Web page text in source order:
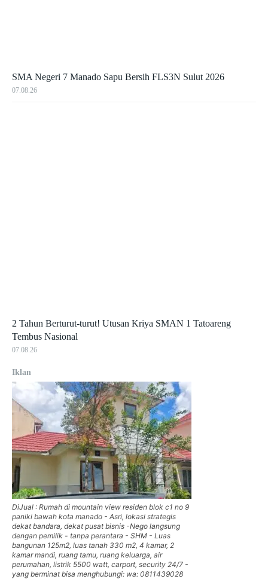
SMA Negeri 7 Manado Sapu Bersih FLS3N Sulut 2026
07.08.26
2 Tahun Berturut-turut! Utusan Kriya SMAN 1 Tatoareng
Tembus Nasional
07.08.26
Iklan
DiJual : Rumah di mountain view residen blok c1 no 9
paniki bawah kota manado - Asri, lokasi strategis
dekat bandara, dekat pusat bisnis -Nego langsung
dengan pemilik - tanpa perantara - SHM - Luas
bangunan 125m2, luas tanah 330 m2, 4 kamar, 2
kamar mandi, ruang tamu, ruang keluarga, air
perumahan, listrik 5500 watt, carport, security 24/7 -
yang berminat bisa menghubungi: wa: 0811439028